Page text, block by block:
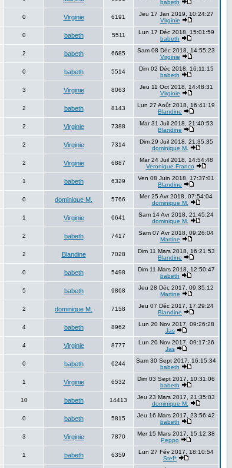
babeth
0 Virginie 6191
Jeu 17 Jan 2019, 10:24:27
Virginie
0 babeth 5511
Lun 17 Déc 2018, 15:01:59
babeth
2 babeth 6685
Sam 08 Déc 2018, 14:55:23
Virginie
0 babeth 5514
Dim 02 Déc 2018, 16:11:15
babeth
3 Virginie 8063
Jeu 11 Oct 2018, 14:48:31
Virginie
2 babeth 8143
Lun 27 Août 2018, 16:41:19
Blandine
2 Virginie 7388
Mar 31 Juil 2018, 21:40:53
Blandine
2 Virginie 7314
Dim 29 Juil 2018, 21:35:35
dominique M.
2 Virginie 6887
Mar 24 Juil 2018, 14:54:48
Veronique Franco
1 babeth 6329
Ven 08 Juin 2018, 17:37:01
Blandine
0 dominique M. 5766
Mer 25 Avr 2018, 07:54:04
dominique M.
1 Virginie 6641
Sam 14 Avr 2018, 21:45:24
dominique M.
2 babeth 7417
Sam 07 Avr 2018, 09:26:04
Martine
2 Blandine 7028
Dim 11 Mars 2018, 16:21:53
Blandine
0 babeth 5498
Dim 11 Mars 2018, 12:50:47
babeth
5 babeth 9868
Jeu 28 Déc 2017, 09:35:12
Martine
2 dominique M. 7158
Jeu 07 Déc 2017, 17:29:24
Blandine
4 babeth 8962
Lun 20 Nov 2017, 09:26:28
Jas
4 Virginie 8777
Lun 20 Nov 2017, 09:17:26
Jas
0 babeth 6244
Sam 30 Sept 2017, 16:15:34
babeth
1 Virginie 6532
Dim 03 Sept 2017, 10:31:06
babeth
10 babeth 14413
Jeu 23 Mars 2017, 21:35:03
dominique M.
0 babeth 5815
Jeu 16 Mars 2017, 23:56:42
babeth
3 Virginie 7870
Mer 15 Mars 2017, 15:12:38
Peppo
1 babeth 6359
Lun 27 Fév 2017, 18:10:54
Stef*